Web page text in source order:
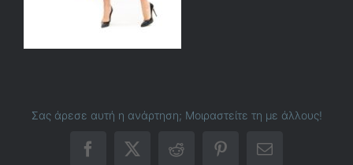
Σας άρεσε αυτή η ανάρτηση; Μοιραστείτε τη με άλλους!
Facebook
X RedditPinterestEmail